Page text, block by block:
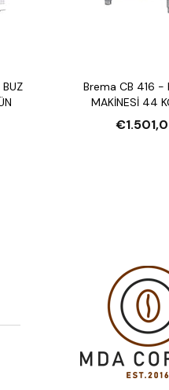
Brema CB 416 -
MAKİNESİ 44